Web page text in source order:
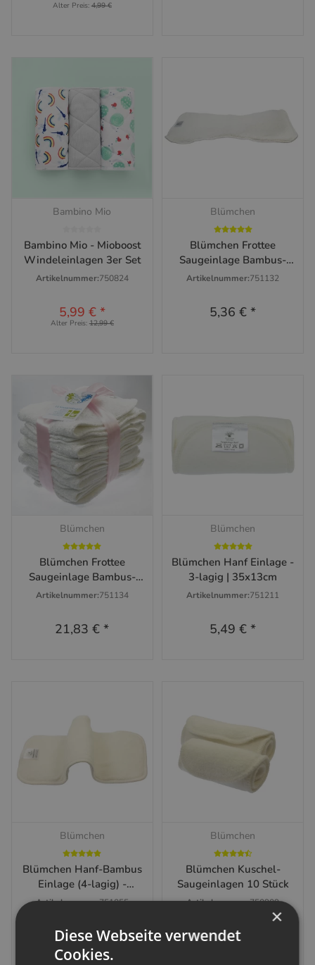
Alter Preis: 4,99 €
Bambino Mio
Bambino Mio - Mioboost
Windeleinlagen 3er Set
Artikelnummer:750824
5,99 € *
Alter Preis: 12,99 €
Blümchen
Blümchen Frottee
Saugeinlage Bambus-
Baumwolle
Artikelnummer:751132
5,36 €*
Blümchen
Blümchen Frottee
Saugeinlage Bambus-
Baumwolle | 10er Set
Artikelnummer:751134
21,83 €*
Blümchen
Blümchen Hanf Einlage -
3-lagig | 35x13cm
Artikelnummer:751211
5,49 €*
Blümchen
Blümchen Hanf-Bambus
Einlage (4-lagig) -
32x13cm
Artikelnummer:751055
5,49 €*
Blümchen
Blümchen Kuschel-
Saugeinlagen 10 Stück
Artikelnummer:750909
22,99 €-25,99 €
×
Diese Webseite verwendet
Cookies.